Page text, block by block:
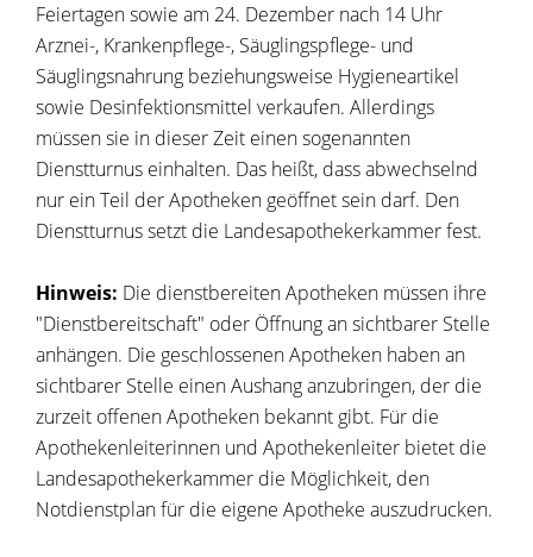
Feiertagen sowie am 24. Dezember nach 14 Uhr
Arznei-, Krankenpflege-, Säuglingspflege- und
Säuglingsnahrung beziehungsweise Hygieneartikel
sowie Desinfektionsmittel verkaufen. Allerdings
müssen sie in dieser Zeit einen sogenannten
Dienstturnus einhalten. Das heißt, dass abwechselnd
nur ein Teil der Apotheken geöffnet sein darf. Den
Dienstturnus setzt die Landesapothekerkammer fest.
Hinweis: Die dienstbereiten Apotheken müssen ihre
"Dienstbereitschaft" oder Öffnung an sichtbarer Stelle
anhängen. Die geschlossenen Apotheken haben an
sichtbarer Stelle einen Aushang anzubringen, der die
zurzeit offenen Apotheken bekannt gibt. Für die
Apothekenleiterinnen und Apothekenleiter bietet die
Landesapothekerkammer die Möglichkeit, den
Notdienstplan für die eigene Apotheke auszudrucken.